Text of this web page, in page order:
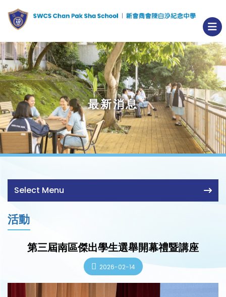
最新消息
Select Menu
活動
第三屆南區傑出學生選舉開幕禮暨講座
2026-02-14